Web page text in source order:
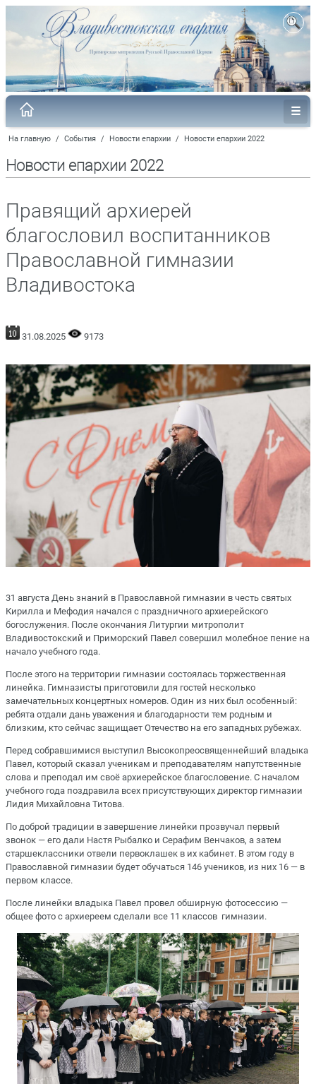
На главную / События / Новости епархии / Новости епархии 2022
Новости епархии 2022
Правящий архиерей
благословил воспитанников
Православной гимназии
Владивостока
31.08.2025 9173
31 августа День знаний в Православной гимназии в честь святых
Кирилла и Мефодия начался с праздничного архиерейского
богослужения. После окончания Литургии митрополит
Владивостокский и Приморский Павел совершил молебное пение на
начало учебного года.
После этого на территории гимназии состоялась торжественная
линейка. Гимназисты приготовили для гостей несколько
замечательных концертных номеров. Один из них был особенный:
ребята отдали дань уважения и благодарности тем родным и
близким, кто сейчас защищает Отечество на его западных рубежах.
Перед собравшимися выступил Высокопреосвященнейший владыка
Павел, который сказал ученикам и преподавателям напутственные
слова и преподал им своё архиерейское благословение. С началом
учебного года поздравила всех присутствующих директор гимназии
Лидия Михайловна Титова.
По доброй традиции в завершение линейки прозвучал первый
звонок — его дали Настя Рыбалко и Серафим Венчаков, а затем
старшеклассники отвели первоклашек в их кабинет. В этом году в
Православной гимназии будет обучаться 146 учеников, из них 16 — в
первом классе.
После линейки владыка Павел провел обширную фотосессию —
общее фото с архиереем сделали все 11 классов гимназии.